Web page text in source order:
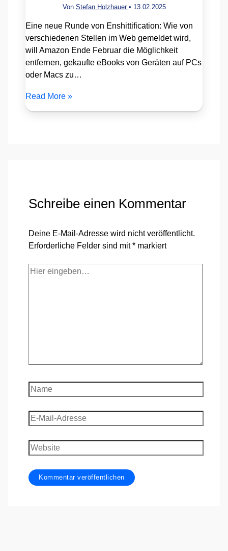
Von Stefan Holzhauer • 13.02.2025
Eine neue Runde von Enshittification: Wie von
verschiedenen Stellen im Web gemeldet wird,
will Amazon Ende Februar die Möglichkeit
entfernen, gekaufte eBooks von Geräten auf PCs
oder Macs zu…
Read More »
Schreibe einen Kommentar
Deine E-Mail-Adresse wird nicht veröffentlicht.
Erforderliche Felder sind mit* markiert
Hier
Name
E-
Mail-
Adresse
Website